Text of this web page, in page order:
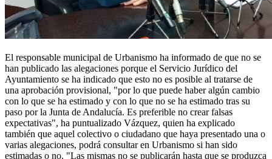
El responsable municipal de Urbanismo ha informado de que no se
han publicado las alegaciones porque el Servicio Jurídico del
Ayuntamiento se ha indicado que esto no es posible al tratarse de
una aprobación provisional, "por lo que puede haber algún cambio
con lo que se ha estimado y con lo que no se ha estimado tras su
paso por la Junta de Andalucía. Es preferible no crear falsas
expectativas", ha puntualizado Vázquez, quien ha explicado
también que aquel colectivo o ciudadano que haya presentado una o
varias alegaciones, podrá consultar en Urbanismo si han sido
estimadas o no. "Las mismas no se publicarán hasta que se produzca